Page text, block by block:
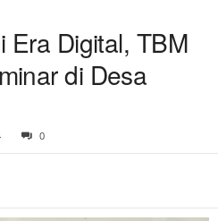
Era Digital, TBM
di Desa
0